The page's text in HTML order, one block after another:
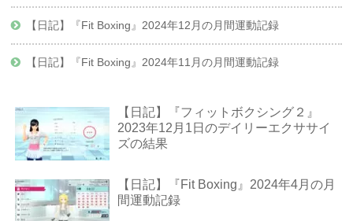
【日記】『Fit Boxing』2024年12月の月間運動記録
【日記】『Fit Boxing』2024年11月の月間運動記録
【日記】『フィットボクシング２』
2023年12月1日のデイリーエクササイ
ズの結果
【日記】『Fit Boxing』2024年4月の月
間運動記録